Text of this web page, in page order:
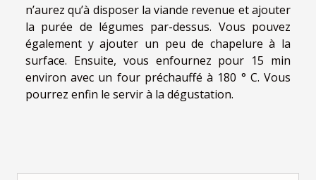
n’aurez qu’à disposer la viande revenue et ajouter
la purée de légumes par-dessus. Vous pouvez
également y ajouter un peu de chapelure à la
surface. Ensuite, vous enfournez pour 15 min
environ avec un four préchauffé à 180 ° C. Vous
pourrez enfin le servir à la dégustation.